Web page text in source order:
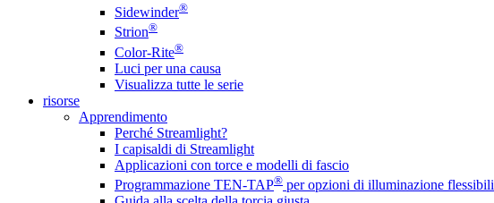
Sidewinder®
Strion®
Color-Rite®
Luci per una causa
Visualizza tutte le serie
risorse
Apprendimento
Perché Streamlight?
I capisaldi di Streamlight
Applicazioni con torce e modelli di fascio
Programmazione TEN-TAP® per opzioni di illuminazione flessibili